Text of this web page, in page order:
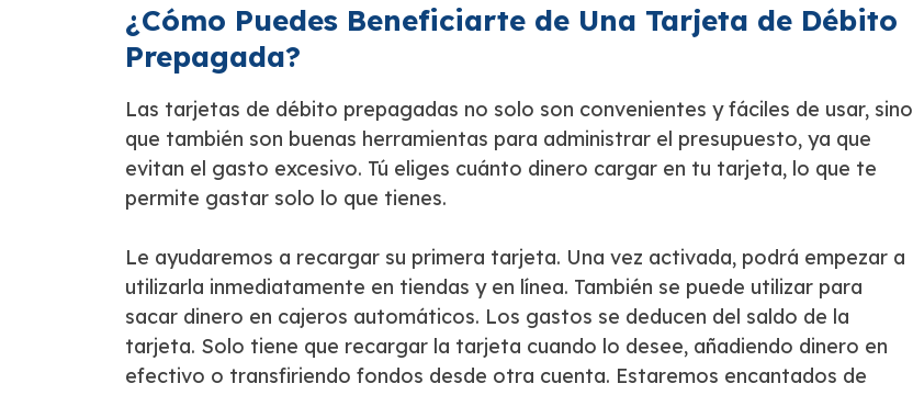
¿Cómo Puedes Beneficiarte de Una Tarjeta de Débito
Prepagada?
Las tarjetas de débito prepagadas no solo son convenientes y fáciles de usar, sino
que también son buenas herramientas para administrar el presupuesto, ya que
evitan el gasto excesivo. Tú eliges cuánto dinero cargar en tu tarjeta, lo que te
permite gastar solo lo que tienes.
Le ayudaremos a recargar su primera tarjeta. Una vez activada, podrá empezar a
utilizarla inmediatamente en tiendas y en línea. También se puede utilizar para
sacar dinero en cajeros automáticos. Los gastos se deducen del saldo de la
tarjeta. Solo tiene que recargar la tarjeta cuando lo desee, añadiendo dinero en
efectivo o transfiriendo fondos desde otra cuenta. Estaremos encantados de